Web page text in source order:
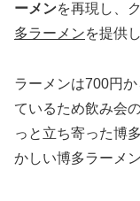
ーメンを再現し、
多ラーメンを提供
ラーメンは700円
ているため飲み会
っと立ち寄った博
かしい博多ラーメ